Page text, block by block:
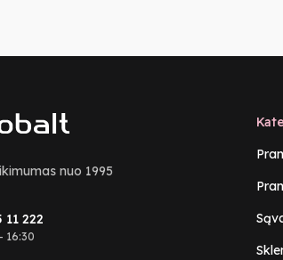
nuo 1995
11 222
16:30